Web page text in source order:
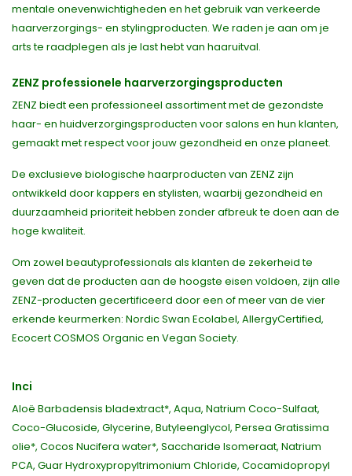
mentale onevenwichtigheden en het gebruik van verkeerde
haarverzorgings- en stylingproducten. We raden je aan om je
arts te raadplegen als je last hebt van haaruitval.
ZENZ professionele haarverzorgingsproducten
ZENZ biedt een professioneel assortiment met de gezondste
haar- en huidverzorgingsproducten voor salons en hun klanten,
gemaakt met respect voor jouw gezondheid en onze planeet.
De exclusieve biologische haarproducten van ZENZ zijn
ontwikkeld door kappers en stylisten, waarbij gezondheid en
duurzaamheid prioriteit hebben zonder afbreuk te doen aan de
hoge kwaliteit.
Om zowel beautyprofessionals als klanten de zekerheid te
geven dat de producten aan de hoogste eisen voldoen, zijn alle
ZENZ-producten gecertificeerd door een of meer van de vier
erkende keurmerken: Nordic Swan Ecolabel, AllergyCertified,
Ecocert COSMOS Organic en Vegan Society.
Inci
Aloë Barbadensis bladextract*, Aqua, Natrium Coco-Sulfaat,
Coco-Glucoside, Glycerine, Butyleenglycol, Persea Gratissima
olie*, Cocos Nucifera water*, Saccharide Isomeraat, Natrium
PCA, Guar Hydroxypropyltrimonium Chloride, Cocamidopropyl